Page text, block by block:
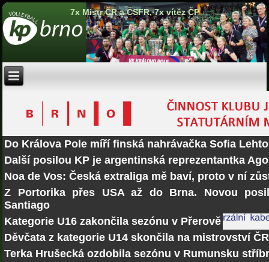
7x Mistr ČR a ČSFR, 7x vítěz ČP
Do Králova Pole míří finská nahrávačka Sofia Lehto
Další posilou KP je argentinská reprezentantka
Noa de Vos: Česká extraliga mě baví, proto v ní
Z Portorika přes USA až do Brna. Novou
Santiago
Kategorie U16 zakončila sezónu v Přerově
Děvčata z kategorie U14 skončila na mistrovství
Terka Hrušecká ozdobila sezónu v Rumunsku